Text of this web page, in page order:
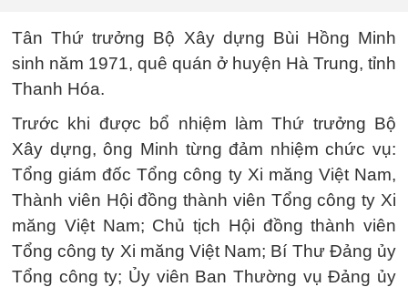
Tân Thứ trưởng Bộ Xây dựng Bùi Hồng Minh
sinh năm 1971, quê quán ở huyện Hà Trung, tỉnh
Thanh Hóa.
Trước khi được bổ nhiệm làm Thứ trưởng Bộ
Xây dựng, ông Minh từng đảm nhiệm chức vụ:
Tổng giám đốc Tổng công ty Xi măng Việt Nam,
Thành viên Hội đồng thành viên Tổng công ty Xi
măng Việt Nam; Chủ tịch Hội đồng thành viên
Tổng công ty Xi măng Việt Nam; Bí Thư Đảng ủy
Tổng công ty; Ủy viên Ban Thường vụ Đảng ủy